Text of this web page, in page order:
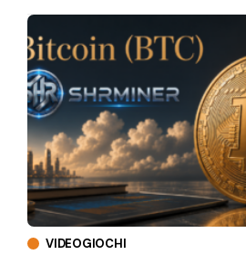
VIDEOGIOCHI